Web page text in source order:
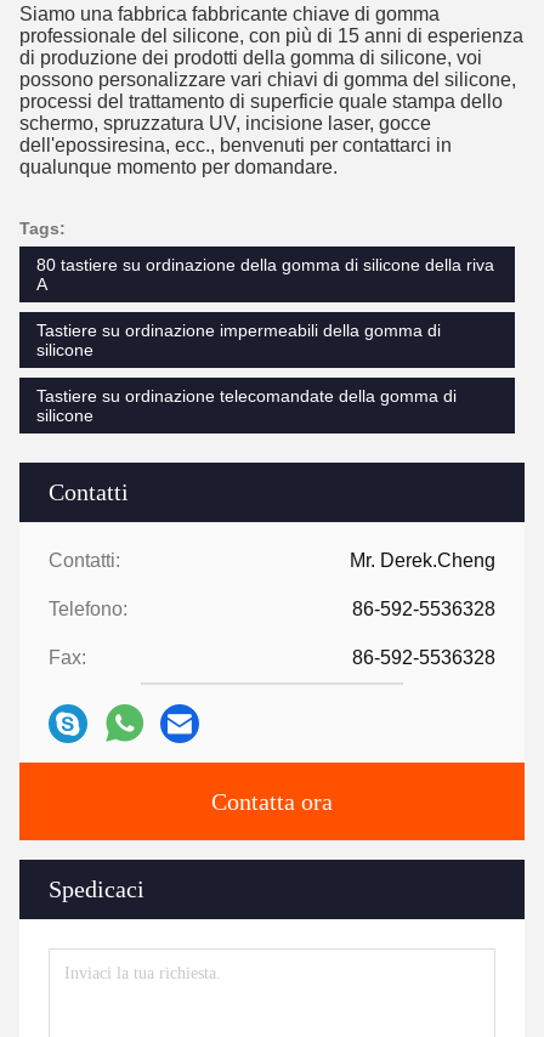
Contatti
Contatti: Mr. Derek.Cheng
Telefono: 86-592-5536328
Fax: 86-592-5536328
Contatta ora
Spedicaci
Siamo una fabbrica fabbricante chiave di gomma
professionale del silicone, con più di 15 anni di esperienza
di produzione dei prodotti della gomma di silicone, voi
possono personalizzare vari chiavi di gomma del silicone,
processi del trattamento di superficie quale stampa dello
schermo, spruzzatura UV, incisione laser, gocce
dell'epossiresina, ecc., benvenuti per contattarci in
qualunque momento per domandare.
Tags:
80 tastiere su ordinazione della gomma di silicone della riva
A
Tastiere su ordinazione impermeabili della gomma di
silicone
Tastiere su ordinazione telecomandate della gomma di
silicone